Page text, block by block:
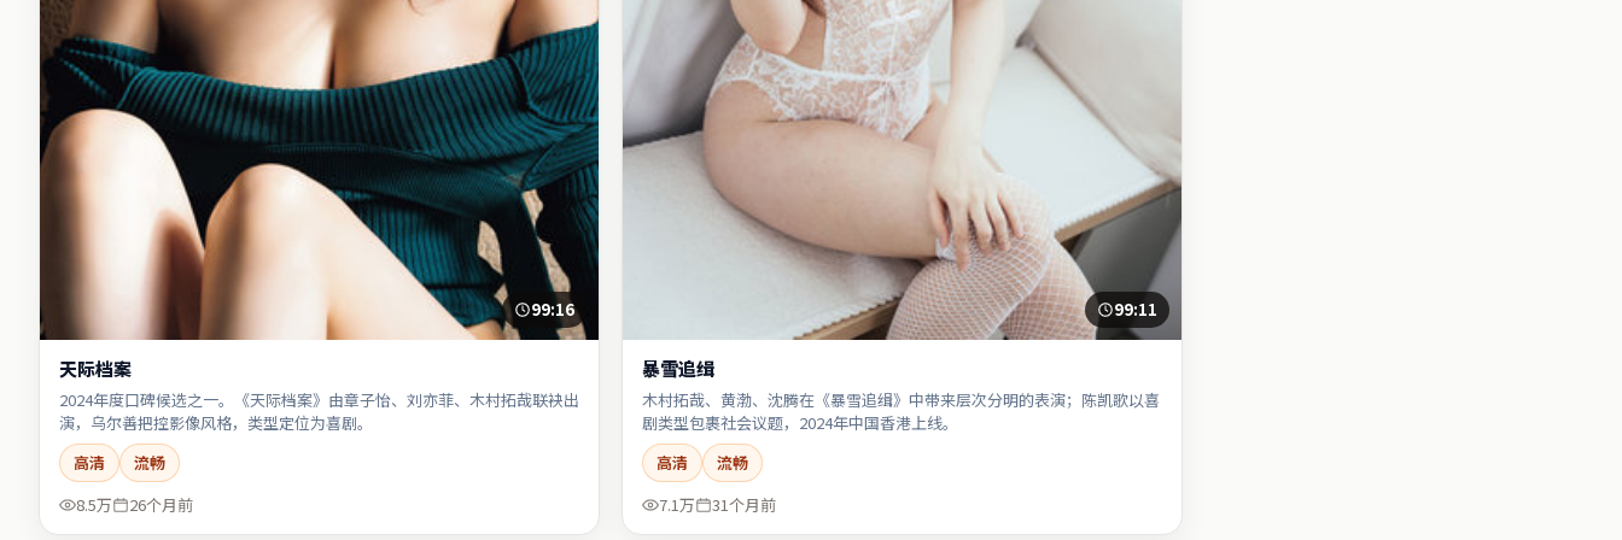
99:16
天际档案
2024年度口碑候选之一。《天际档案》由章子怡、刘亦菲、木村拓哉联袂出
演，乌尔善把控影像风格，类型定位为喜剧。
高清
流畅
8.5万
26个月前
99:11
暴雪追缉
木村拓哉、黄渤、沈腾在《暴雪追缉》中带来层次分明的表演；陈凯歌以喜
剧类型包裹社会议题，2024年中国香港上线。
高清
流畅
7.1万
31个月前